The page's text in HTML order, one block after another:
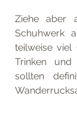
Ziehe aber
Schuhwerk
teilweise viel
Trinken
sollten